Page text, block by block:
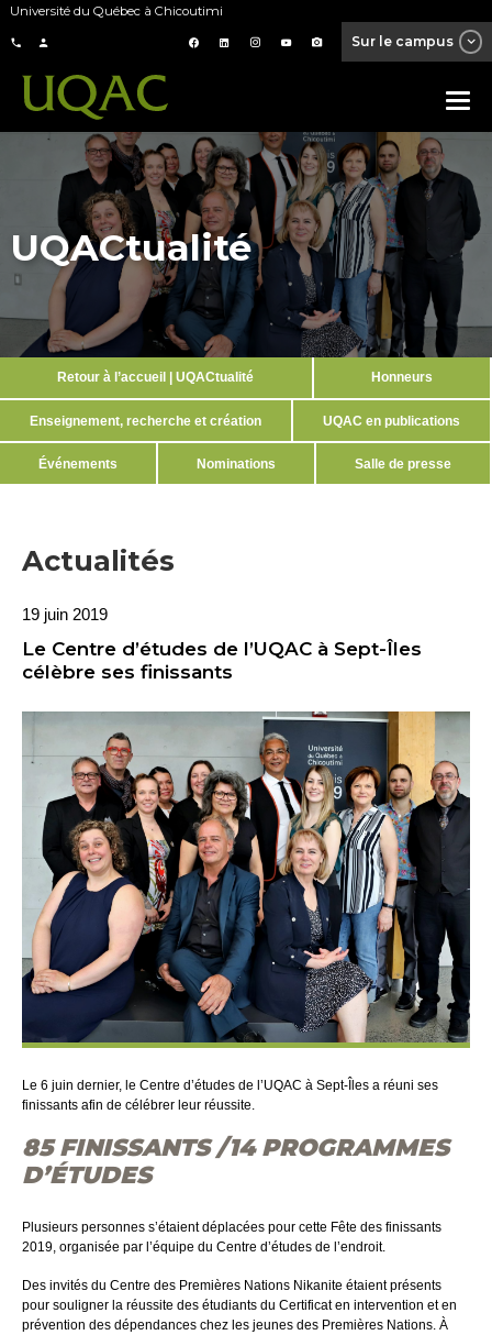
Université du Québec à Chicoutimi
Sur le campus
UQACtualité
Retour à l’accueil | UQACtualité Honneurs
Enseignement, recherche et création UQAC en publications
Événements Nominations Salle de presse
Actualités
19 juin 2019
Le Centre d’études de l’UQAC à Sept-Îles
célèbre ses finissants
Le 6 juin dernier, le Centre d’études de l’UQAC à Sept-Îles a réuni ses
finissants afin de célébrer leur réussite.
85 FINISSANTS /14 PROGRAMMES
D’ÉTUDES
Plusieurs personnes s’étaient déplacées pour cette Fête des finissants
2019, organisée par l’équipe du Centre d’études de l’endroit.
Des invités du Centre des Premières Nations Nikanite étaient présents
pour souligner la réussite des étudiants du Certificat en intervention et en
prévention des dépendances chez les jeunes des Premières Nations. À